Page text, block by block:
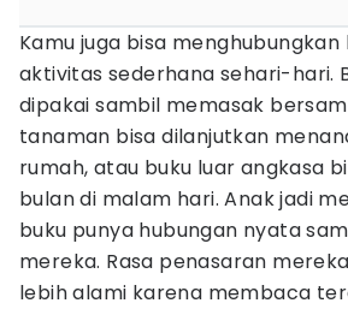
Kamu juga bisa menghubungkan
aktivitas sederhana sehari-hari.
dipakai sambil memasak
tanaman bisa dilanjutkan
rumah, atau buku luar angkasa
bulan di malam hari. Anak jadi
buku punya hubungan nyata
mereka. Rasa penasaran
lebih alami karena membaca